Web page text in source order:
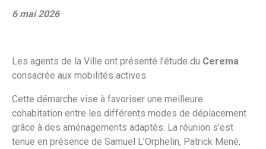
6 mai 2026
Les agents de la Ville ont présenté l’étude du Cerema
consacrée aux mobilités actives.
Cette démarche vise à favoriser une meilleure
cohabitation entre les différents modes de déplacement
grâce à des aménagements adaptés. La réunion s’est
tenue en présence de Samuel L’Orphelin, Patrick Mené,